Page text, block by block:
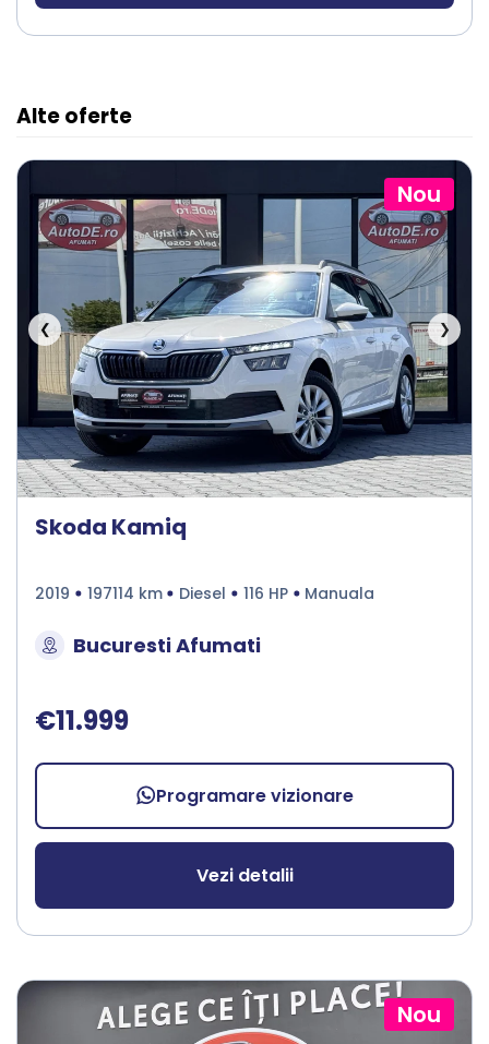
Alte oferte
Nou
❮ ❯
Skoda Kamiq
2019 197114 km Diesel 116 HP Manuala
Bucuresti Afumati
€11.999
Programare vizionare
Vezi detalii
Nou